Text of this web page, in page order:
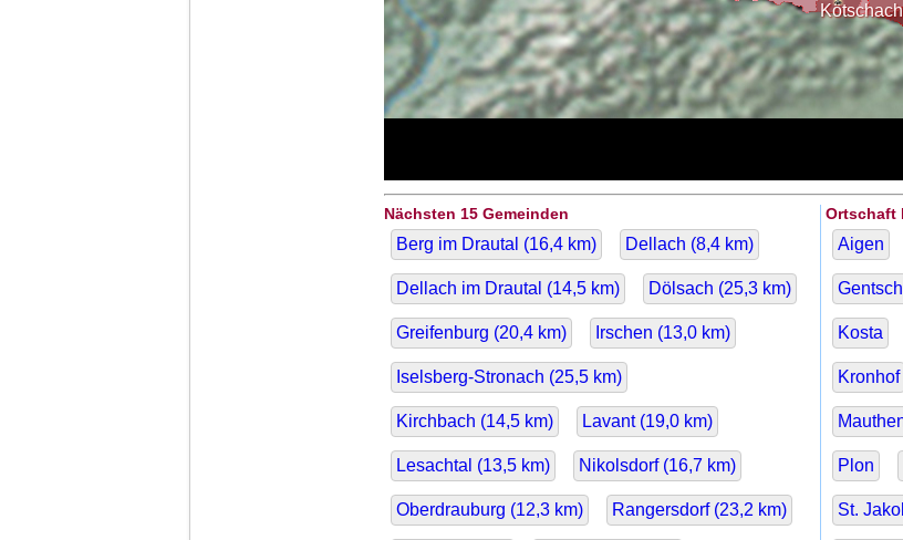
Nächsten 15 Gemeinden
Berg im Drautal (16,4 km) Dellach (8,4 km)
Dellach im Drautal (14,5 km) Dölsach (25,3 km)
Greifenburg (20,4 km) Irschen (13,0 km)
Iselsberg-Stronach (25,5 km)
Kirchbach (14,5 km) Lavant (19,0 km)
Lesachtal (13,5 km) Nikolsdorf (16,7 km)
Oberdrauburg (12,3 km) Rangersdorf (23,2 km)
Ortschaft
Aigen
Kosta
Kronhof
Plon
St.